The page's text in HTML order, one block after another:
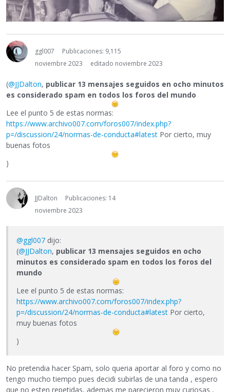
ggl007
Publicaciones: 9,115
noviembre 2023
editado noviembre 2023
(@JJDalton, publicar 13 mensajes seguidos en ocho minutos
es considerado spam en todos los foros del mundo
Lee el punto 5 de estas normas:
https://www.archivo007.com/foros007/index.php?
p=/discussion/24/normas-de-conducta#latest Por cierto, muy
buenas fotos
)
JJDalton
Publicaciones: 14
noviembre 2023
@ggl007 dijo:
(@JJDalton, publicar 13 mensajes seguidos en ocho
minutos es considerado spam en todos los foros del
mundo
Lee el punto 5 de estas normas:
https://www.archivo007.com/foros007/index.php?
p=/discussion/24/normas-de-conducta#latest Por cierto,
muy buenas fotos
)
No pretendia hacer Spam, solo queria aportar al foro y como no
tengo mucho tiempo pues decidi subirlas de una tanda , espero
que no esten repetidas, ademas me parecieron muy curiosas ,